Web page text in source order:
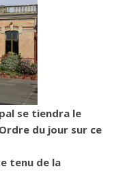
se tiendra le
du jour sur ce
tenu de la